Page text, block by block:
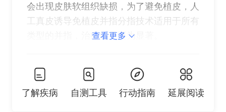
会出现皮肤软组织缺损，为了避免植皮，人
工真皮诱导免植皮并指分指技术适用于所有
类型的并指，治疗效果更为显著。
查看更多
了解疾病 自测工具 行动指南 延展阅读